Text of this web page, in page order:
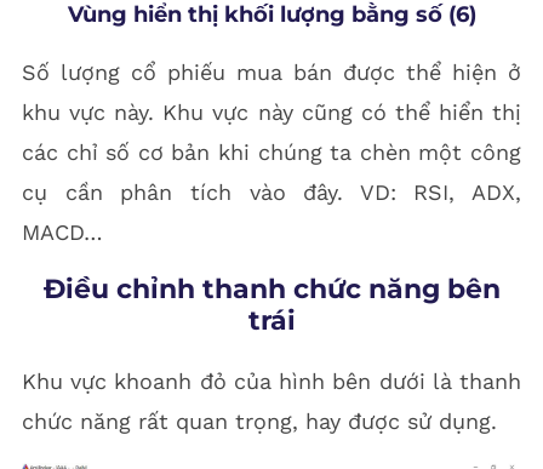
Vùng hiển thị khối lượng bằng số (6)
Số lượng cổ phiếu mua bán được thể hiện ở
khu vực này. Khu vực này cũng có thể hiển thị
các chỉ số cơ bản khi chúng ta chèn một công
cụ cần phân tích vào đây. VD: RSI, ADX,
MACD…
Điều chỉnh thanh chức năng bên
trái
Khu vực khoanh đỏ của hình bên dưới là thanh
chức năng rất quan trọng, hay được sử dụng.